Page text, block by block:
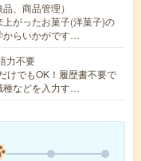
、商品管理）
がったお菓子(洋菓子)の
からいかがです…
力不要
けでもOK！履歴書不要で
種などを入力す…